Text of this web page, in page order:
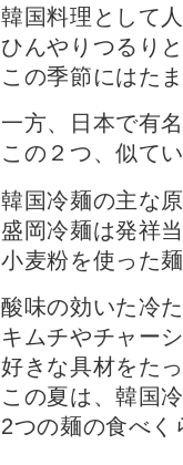
韓国料理として
ひんやりつるり
この季節にはた
一方、日本で有
この２つ、似て
韓国冷麺の主な
盛岡冷麺は発祥
小麦粉を使った
酸味の効いた冷
キムチやチャー
好きな具材をた
この夏は、韓国
2つの麺の食べく